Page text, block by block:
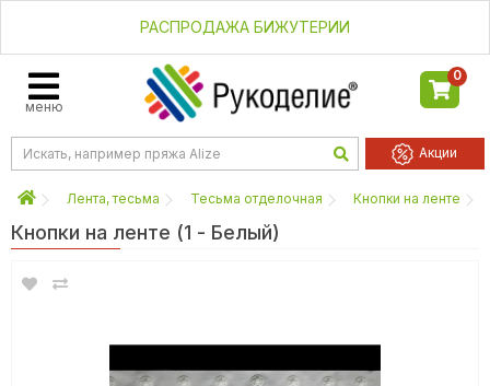
РАСПРОДАЖА БИЖУТЕРИИ
меню
0
Акции
Лента, тесьма Тесьма отделочная Кнопки на ленте
Кнопки на ленте (1 - Белый)